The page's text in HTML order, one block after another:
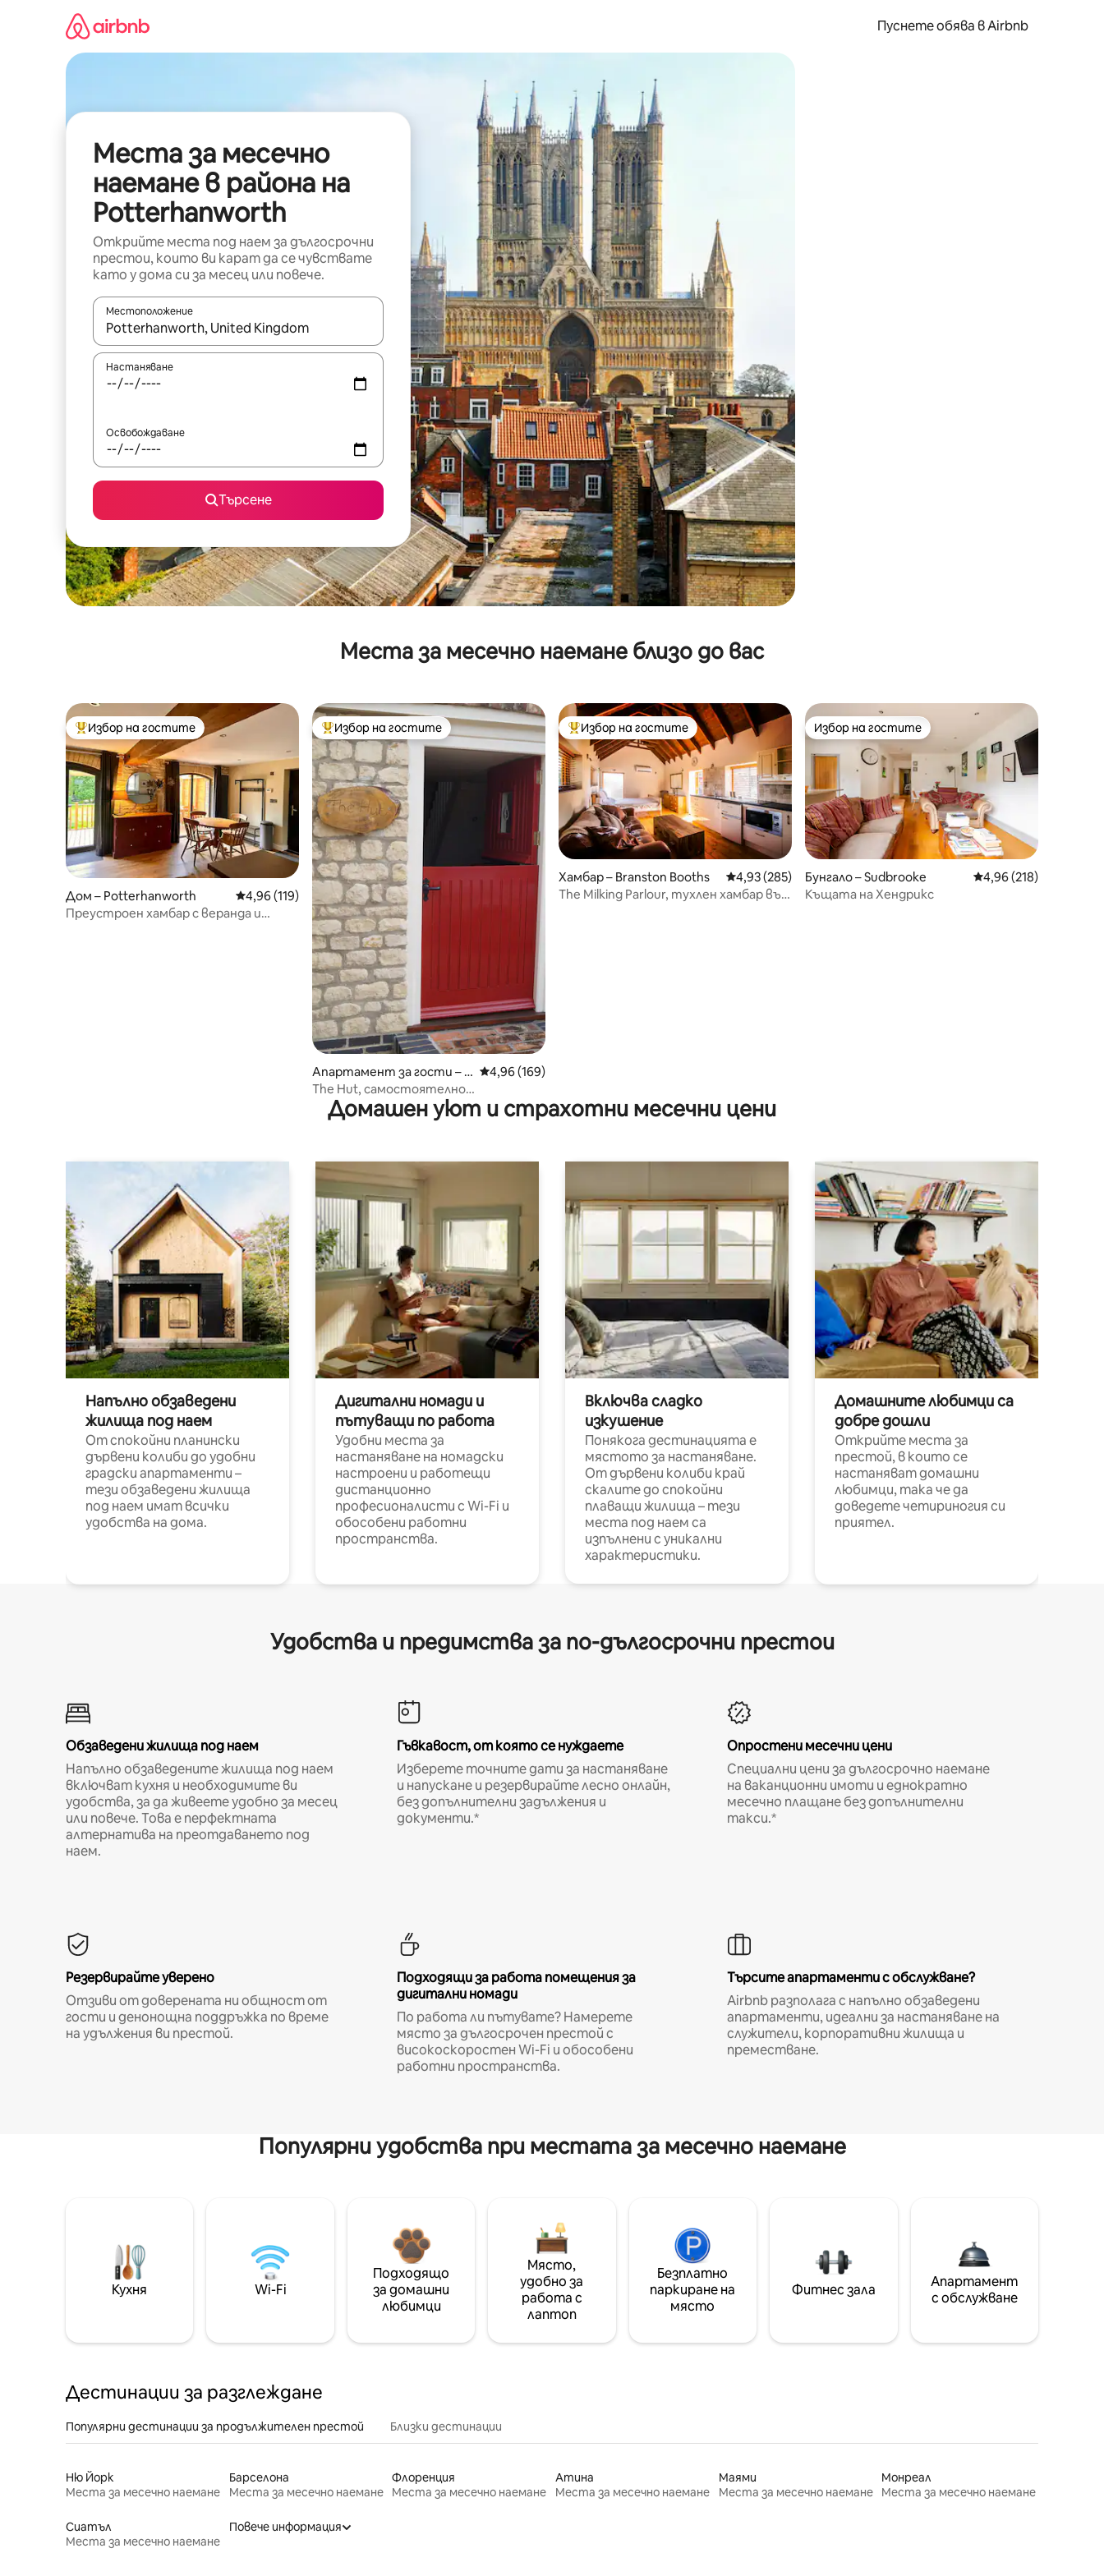
съдържанието
Пуснете обява в Airbnb
Места за месечно
наемане в района на
Potterhanworth
Открийте места под наем за дългосрочни
престои, които ви карат да се чувствате
като у дома си за месец или повече.
Местоположение
Когато резултатите се покажат, използвайте клавишите със стрелки нагоре и надолу или навигирайте с докосване или плъзгане.
Настаняване
Освобождаване
Търсене
Места за месечно наемане близо до вас
Най-популярен избор на гостите
Избор на гостите
Дом – Potterhanworth Средна оценка: 4,96 от 5, 119 отзива
4,96 (119)
Преустроен хамбар с веранда и
Най-популярен избор на гостите
Избор на гостите
Апартамент за гости – P
otterhanworth
Средна оценка: 4,96 от 5, 169 отзива
4,96 (169)
The Hut, самостоятелно
пристройство за 2 в близост до
Линкълн
Най-популярен избор на гостите
Избор на гостите
Хамбар – Branston Booths Средна оценка: 4,93 от 5, 285 отзива
4,93 (285)
The Milking Parlour, тухлен хамбар във
Избор на гостите
Избор на гостите
Бунгало – Sudbrooke Средна оценка: 4,96
4,96 (218)
Къщата на Хендрикс
Домашен уют и страхотни месечни цени
Напълно обзаведени
жилища под наем
От спокойни планински
дървени колиби до удобни
градски апартаменти –
тези обзаведени жилища
под наем имат всички
удобства на дома.
Дигитални номади и
пътуващи по работа
Удобни места за
настаняване на номадски
настроени и работещи
дистанционно
професионалисти с Wi-Fi и
обособени работни
пространства.
Включва сладко
изкушение
Понякога дестинацията е
мястото за настаняване.
От дървени колиби край
скалите до спокойни
плаващи жилища – тези
места под наем са
изпълнени с уникални
характеристики.
Домашните любимци са
добре дошли
Открийте места за
престой, в които се
настаняват домашни
любимци, така че да
доведете четириногия си
приятел.
Удобства и предимства за по-дългосрочни престои
Обзаведени жилища под наем
Напълно обзаведените жилища под наем
включват кухня и необходимите ви
удобства, за да живеете удобно за месец
или повече. Това е перфектната
алтернатива на преотдаването под
наем.
Гъвкавост, от която се нуждаете
Изберете точните дати за настаняване
и напускане и резервирайте лесно онлайн,
без допълнителни задължения и
документи.*
Опростени месечни цени
Специални цени за дългосрочно наемане
на ваканционни имоти и еднократно
месечно плащане без допълнителни
такси.*
Резервирайте уверено
Отзиви от доверената ни общност от
гости и денонощна поддръжка по време
на удължения ви престой.
Подходящи за работа помещения за
дигитални номади
По работа ли пътувате? Намерете
място за дългосрочен престой с
високоскоростен Wi-Fi и обособени
работни пространства.
Търсите апартаменти с обслужване?
Airbnb разполага с напълно обзаведени
апартаменти, идеални за настаняване на
служители, корпоративни жилища и
преместване.
Популярни удобства при местата за месечно наемане
Кухня Wi-Fi
Подходящо
за домашни
любимци
Място,
удобно за
работа с
лаптоп
Безплатно
паркиране на
място
Фитнес зала
Апартамент
с обслужване
Дестинации за разглеждане
Популярни дестинации за продължителен престой Близки дестинации
Ню Йорк
Места за месечно наемане
Барселона
Места за месечно наемане
Флоренция
Места за месечно наемане
Атина
Места за месечно наемане
Маями
Места за месечно наемане
Монреал
Места за месечно наемане
Сиатъл
Места за месечно наемане
Повече информация